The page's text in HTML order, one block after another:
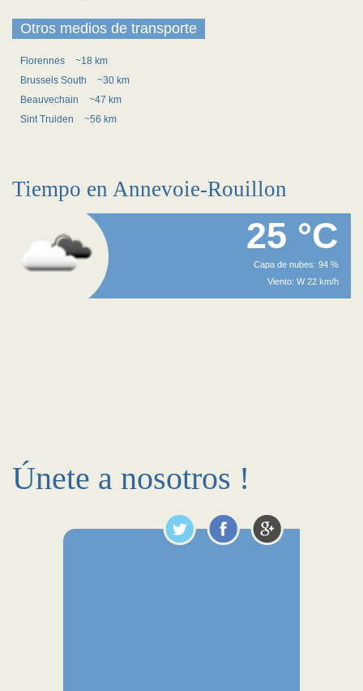
Otros medios de transporte
Florennes
~18 km
Brussels South
~30 km
Beauvechain
~47 km
Sint Truiden
~56 km
Tiempo en Annevoie-Rouillon
25 °C
Capa de nubes: 94 %
Viento: W 22 km/h
Únete a nosotros !